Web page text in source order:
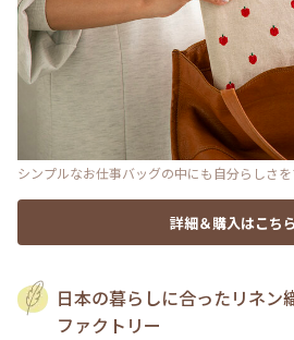
シンプルなお仕事バッグの中にも自分らしさ
詳細＆購入はこちら
日本の暮らしに合ったリネン
ファクトリー